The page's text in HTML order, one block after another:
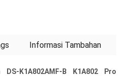
Informasi Tambahan
K1A802AMF-B K1A802 Pro